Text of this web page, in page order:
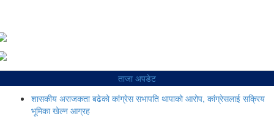
ताजा अपडेट
शासकीय अराजकता बढेको कांग्रेस सभापति थापाको आरोप, कांग्रेसलाई सक्रिय
भूमिका खेल्न आग्रह